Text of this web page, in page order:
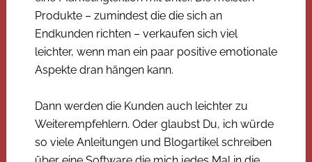
Produkte – zumindest die die sich an
Endkunden richten – verkaufen sich viel
leichter, wenn man ein paar positive emotionale
Aspekte dran hängen kann.
Dann werden die Kunden auch leichter zu
Weiterempfehlern. Oder glaubst Du, ich würde
so viele Anleitungen und Blogartikel schreiben